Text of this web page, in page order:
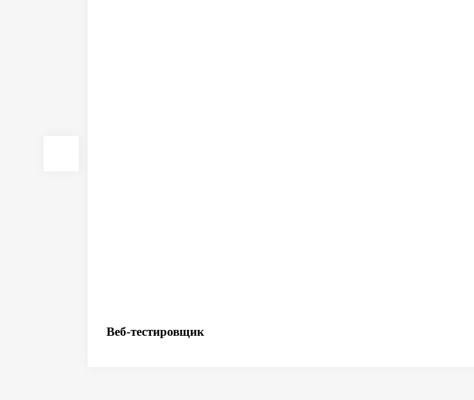
Веб-тестировщик